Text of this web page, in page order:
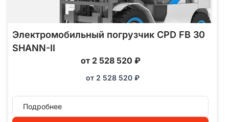
Электромобильный погрузчик CPD FB 30
SHANN-II
от 2 528 520 ₽
от 2 528 520 ₽
Подробнее